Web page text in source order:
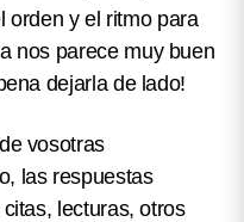
orden y el ritmo para
nos parece muy buen
dejarla de lado!
vosotras
las respuestas
lecturas, otros